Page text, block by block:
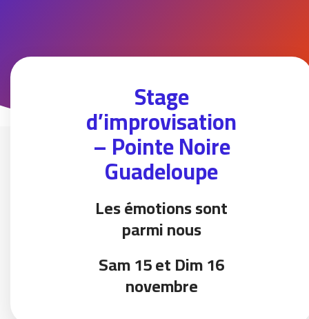
Stage
d’improvisation
– Pointe Noire
Guadeloupe
Les émotions sont
parmi nous
Sam 15 et Dim 16
novembre